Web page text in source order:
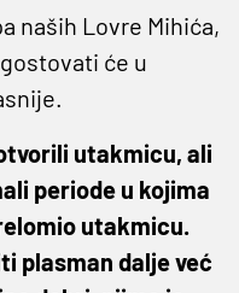
naših Lovre Mihića,
će u
utakmicu, ali
periode u kojima
utakmicu.
plasman dalje već